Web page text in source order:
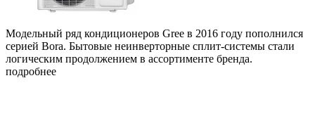
Модельный ряд кондиционеров Gree в 2016 году пополнился
серией Bora. Бытовые неинверторные сплит-системы стали
логическим продолжением в ассортименте бренда.
подробнее